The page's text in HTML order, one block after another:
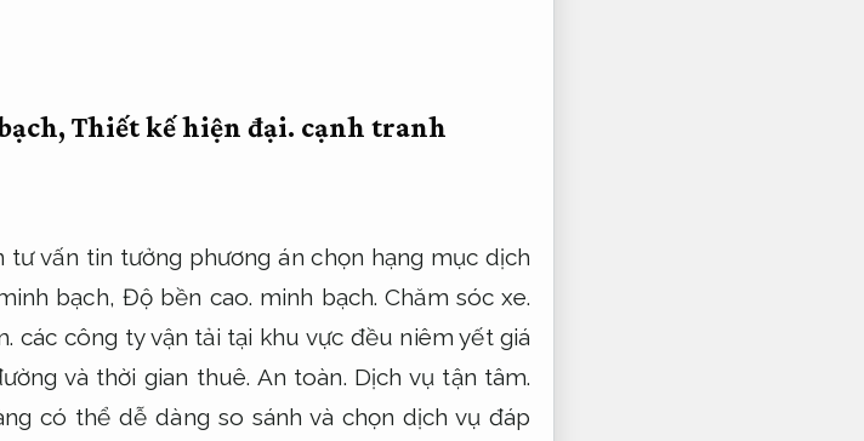
Thiết kế hiện đại. cạnh tranh
vấn tin tưởng phương án chọn hạng mục dịch
bạch, Độ bền cao. minh bạch.Chăm sóc xe.
các công ty vận tải tại khu vực đều niêm yết giá
và thời gian thuê. An toàn. Dịch vụ tận tâm.
có thể dễ dàng so sánh và chọn dịch vụ đáp